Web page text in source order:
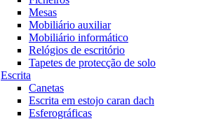
Mesas
Mobiliário auxiliar
Mobiliário informático
Relógios de escritório
Tapetes de protecção de solo
Escrita
Canetas
Escrita em estojo caran dach
Esferográficas